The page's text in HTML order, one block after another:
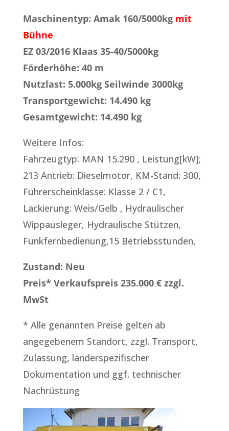
Maschinentyp: Amak 160/5000kg mit
Bühne
EZ 03/2016 Klaas 35-40/5000kg
Förderhöhe: 40 m
Nutzlast: 5.000kg Seilwinde 3000kg
Transportgewicht: 14.490 kg
Gesamtgewicht: 14.490 kg
Weitere Infos:
Fahrzeugtyp: MAN 15.290 , Leistung[kW];
213 Antrieb: Dieselmotor, KM-Stand: 300,
Führerscheinklasse: Klasse 2 / C1,
Lackierung: Weis/Gelb , Hydraulischer
Wippausleger, Hydraulische Stützen,
Funkfernbedienung,15 Betriebsstunden,
Zustand: Neu
Preis* Verkaufspreis 235.000 € zzgl.
MwSt
* Alle genannten Preise gelten ab
angegebenem Standort, zzgl. Transport,
Zulassung, länderspezifischer
Dokumentation und ggf. technischer
Nachrüstung